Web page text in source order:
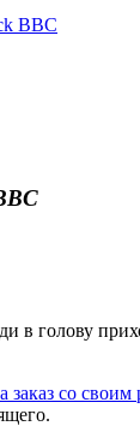
в голову
заказ со своим